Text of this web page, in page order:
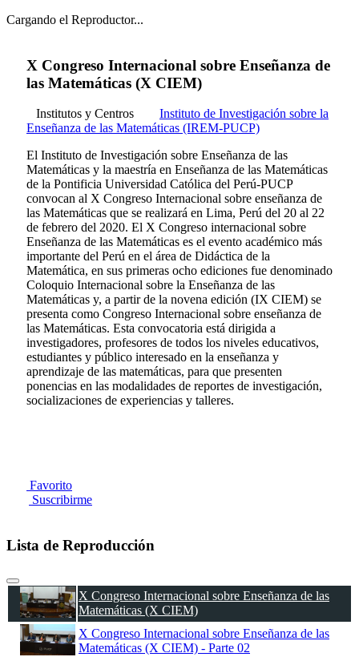
Cargando el Reproductor...
X Congreso Internacional sobre Enseñanza de
las Matemáticas (X CIEM)
Institutos y Centros
Instituto de Investigación sobre la
Enseñanza de las Matemáticas (IREM-PUCP)
El Instituto de Investigación sobre Enseñanza de las
Matemáticas y la maestría en Enseñanza de las Matemáticas
de la Pontificia Universidad Católica del Perú-PUCP
convocan al X Congreso Internacional sobre enseñanza de
las Matemáticas que se realizará en Lima, Perú del 20 al 22
de febrero del 2020. El X Congreso internacional sobre
Enseñanza de las Matemáticas es el evento académico más
importante del Perú en el área de Didáctica de la
Matemática, en sus primeras ocho ediciones fue denominado
Coloquio Internacional sobre la Enseñanza de las
Matemáticas y, a partir de la novena edición (IX CIEM) se
presenta como Congreso Internacional sobre enseñanza de
las Matemáticas. Esta convocatoria está dirigida a
investigadores, profesores de todos los niveles educativos,
estudiantes y público interesado en la enseñanza y
aprendizaje de las matemáticas, para que presenten
ponencias en las modalidades de reportes de investigación,
socializaciones de experiencias y talleres.
Favorito
Suscribirme
Lista de Reproducción
X Congreso Internacional sobre Enseñanza de las
Matemáticas (X CIEM)
X Congreso Internacional sobre Enseñanza de las
Matemáticas (X CIEM) - Parte 02